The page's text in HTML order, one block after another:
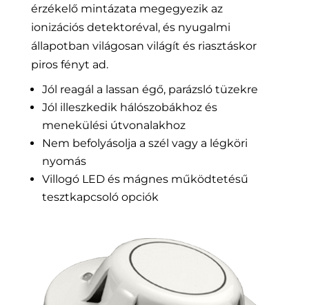
érzékelő mintázata megegyezik az
ionizációs detektoréval, és nyugalmi
állapotban világosan világít és riasztáskor
piros fényt ad.
Jól reagál a lassan égő, parázsló tüzekre
Jól illeszkedik hálószobákhoz és
menekülési útvonalakhoz
Nem befolyásolja a szél vagy a légköri
nyomás
Villogó LED és mágnes működtetésű
tesztkapcsoló opciók